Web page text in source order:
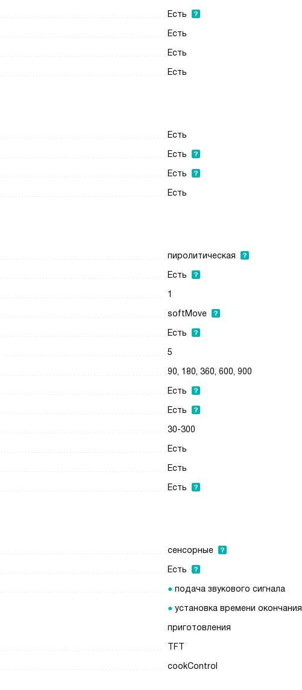
Есть
Есть
Есть
Есть
Есть
Есть
Есть
Есть
пиролитическая
Есть
1
softMove
Есть
5
90, 180, 360, 600, 900
Есть
Есть
30-300
Есть
Есть
Есть
сенсорные
Есть
подача звукового сигнала
установка времени окончания
приготовления
TFT
cookControl